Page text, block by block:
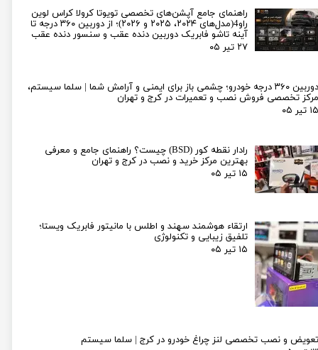
راهنمای جامع آپشن‌های تخصصی تویوتا کرولا کراس لوین
راو4(مدل‌های ۲۰۲۴، ۲۰۲۵ و ۲۰۲۶)؛ از دوربین ۳۶۰ درجه تا
آینه تاشو فابریک دوربین دنده عقب و سنسور دنده عقب
۲۷ تیر ۰۵
دوربین ۳۶۰ درجه خودرو؛ چشمی باز برای ایمنی و آرامش شما | سلما سیستم،
مرکز تخصصی فروش نصب و تعمیرات در کرج و تهران
۱۵ تیر ۰۵
رادار نقطه کور (BSD) چیست؟ راهنمای جامع و معرفی
بهترین مرکز خرید و نصب در کرج و تهران
۱۵ تیر ۰۵
ارتقاء هوشمند سهند و اطلس با مانیتور فابریک ویستا؛
تلفیق زیبایی و تکنولوژی
۱۵ تیر ۰۵
تعویض و نصب تخصصی لنز چراغ خودرو در کرج | سلما سیستم